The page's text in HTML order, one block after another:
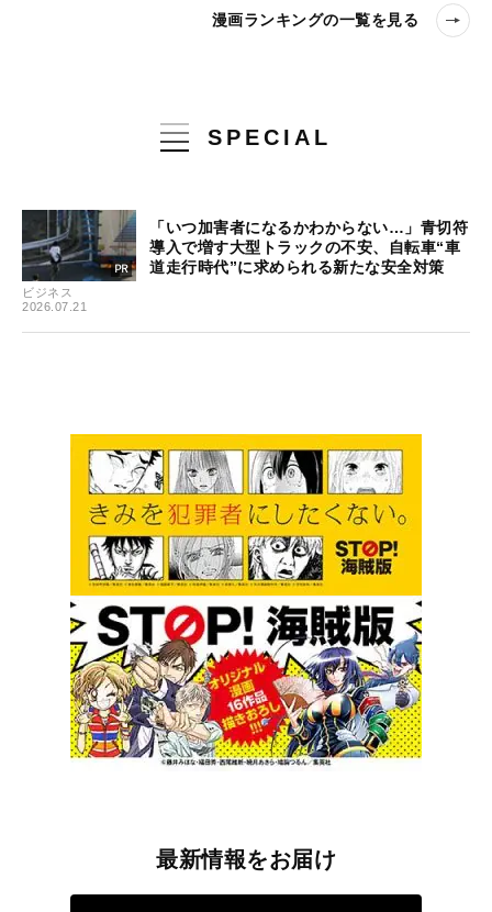
漫画ランキングの一覧を見る
SPECIAL
ビジネス
2026.07.21
「いつ加害者になるかわからない…」青切符
導入で増す大型トラックの不安、自転車“車
道走行時代”に求められる新たな安全対策
最新情報をお届け